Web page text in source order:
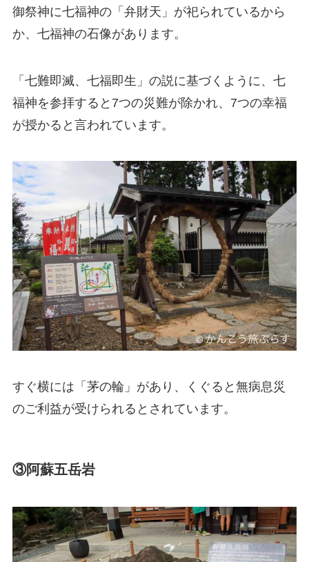
御祭神に七福神の「弁財天」が祀られているから
か、七福神の石像があります。
「七難即滅、七福即生」の説に基づくように、七
福神を参拝すると7つの災難が除かれ、7つの幸福
が授かると言われています。
すぐ横には「茅の輪」があり、くぐると無病息災
のご利益が受けられるとされています。
③阿蘇五岳岩